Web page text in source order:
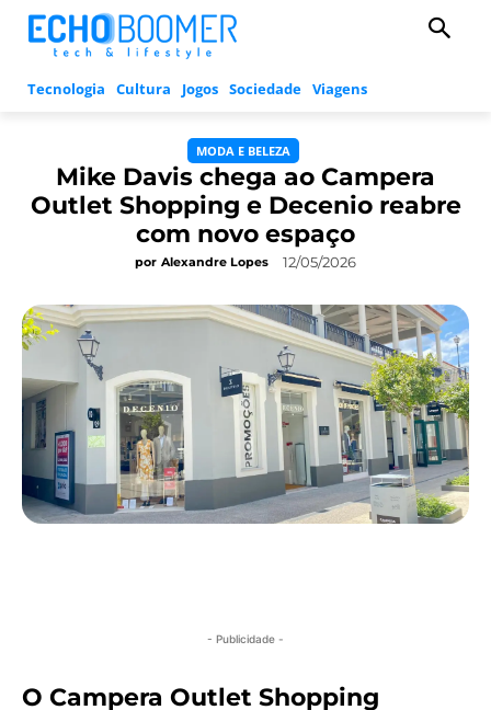
Tecnologia Cultura Jogos Sociedade Viagens
MODA E BELEZA
Mike Davis chega ao Campera
Outlet Shopping e Decenio reabre
com novo espaço
por Alexandre Lopes 12/05/2026
- Publicidade -
O Campera Outlet Shopping